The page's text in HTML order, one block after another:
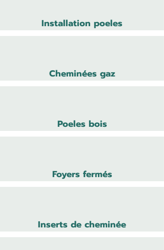
Installation poeles
Cheminées gaz
Poeles bois
Foyers fermés
Inserts de cheminée